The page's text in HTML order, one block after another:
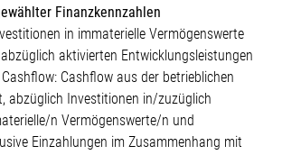
Finanzkennzahlen
in immaterielle Vermögenswerte
aktivierten Entwicklungsleistungen
Cashflow aus der betrieblichen
abzüglich Investitionen in/zuzüglich
n Vermögenswerte/n und
Einzahlungen im Zusammenhang mit